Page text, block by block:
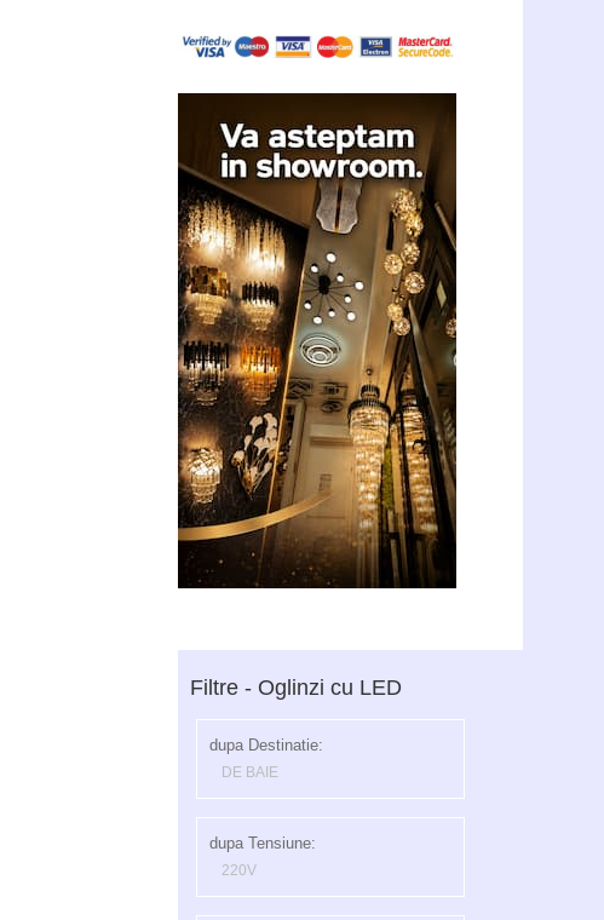
Filtre - Oglinzi cu LED
dupa Destinatie:
DE BAIE
dupa Tensiune:
220V